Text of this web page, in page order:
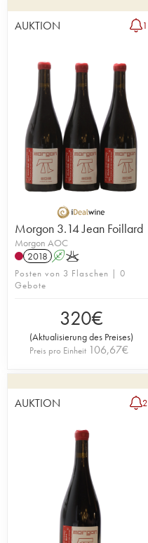
AUKTION 1
Morgon 3.14 Jean Foillard
Morgon AOC
2018 AK
Posten von 3 Flaschen | 0
Gebote
320€
(Aktualisierung des Preises)
Preis pro Einheit 106,67€
AUKTION 2